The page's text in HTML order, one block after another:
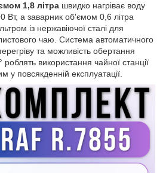
1,8 літра швидко нагріває воду
Вт, а заварник об'ємом 0,6 літра
із нержавіючої сталі для
чаю. Система автоматичного
та можливість обертання
використання чайної станції
повсякденній експлуатації.